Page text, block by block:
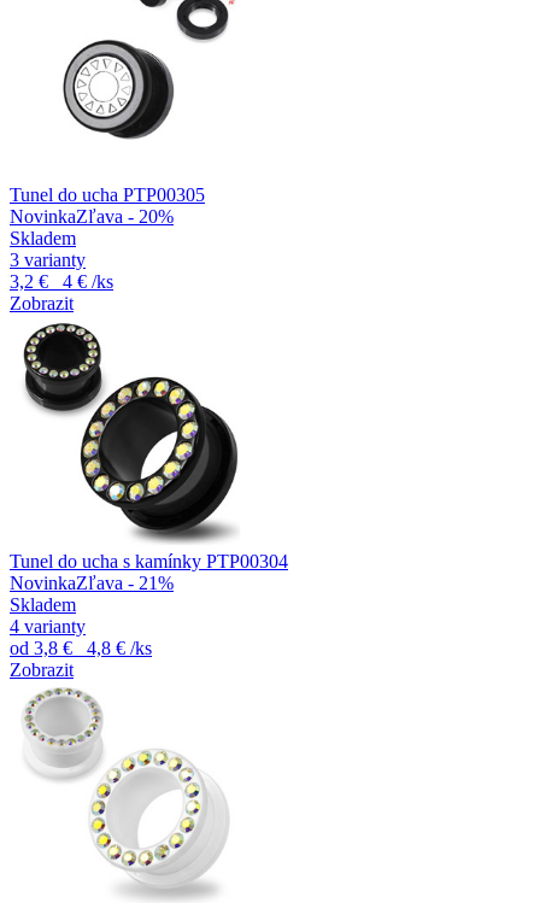
Tunel do ucha PTP00305
NovinkaZľava - 20%
Skladem
3 varianty
3,2 €
4 € /ks
Zobrazit
Tunel do ucha s kamínky PTP00304
NovinkaZľava - 21%
Skladem
4 varianty
od 3,8 € 4,8 € /ks
Zobrazit